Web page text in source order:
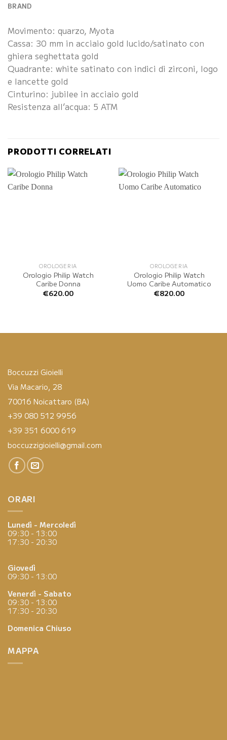
BRAND
Movimento: quarzo, Myota
Cassa: 30 mm in acciaio gold lucido/satinato con
ghiera seghettata gold
Quadrante: white satinato con indici di zirconi, logo
e lancette gold
Cinturino: jubilee in acciaio gold
Resistenza all’acqua: 5 ATM
PRODOTTI CORRELATI
OROLOGERIA
Orologio Philip Watch
Caribe Donna
€620.00
OROLOGERIA
Orologio Philip Watch
Uomo Caribe Automatico
€820.00
Boccuzzi Gioielli
Via Macario, 28
70016 Noicattaro (BA)
+39 080 512 9956
+39 351 6000 619
boccuzzigioielli@gmail.com
ORARI
Lunedì - Mercoledì
09:30 - 13:00
17:30 - 20:30
Giovedì
09:30 - 13:00
Venerdì - Sabato
09:30 - 13:00
17:30 - 20:30
Domenica Chiuso
MAPPA